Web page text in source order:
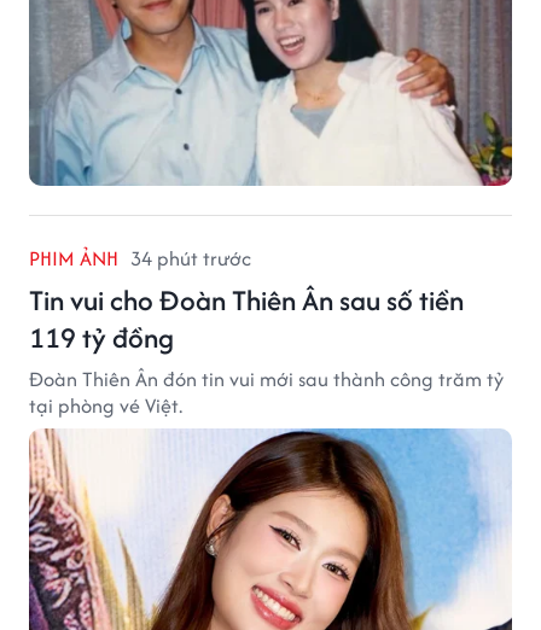
PHIM ẢNH 34 phút trước
Tin vui cho Đoàn Thiên Ân sau số tiền
119 tỷ đồng
Đoàn Thiên Ân đón tin vui mới sau thành công trăm tỷ
tại phòng vé Việt.